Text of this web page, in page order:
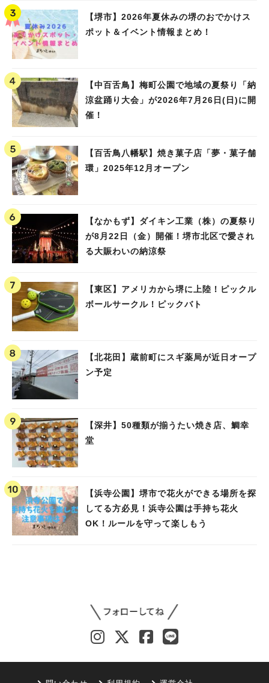
【堺市】2026年夏休みの堺のおでかけス
ポット＆イベント情報まとめ！
【中百舌鳥】梅町公園で地域の夏祭り「納
涼盆踊り大会」が2026年7月26日(日)に開
催！
【百舌鳥八幡駅】焼き菓子店「夢・菓子舗
環」2025年12月オープン
【なかもず】ダイキン工業（株）の夏祭り
が8月22日（金）開催！堺市北区で愛され
る大賑わいの納涼祭
【東区】アメリカから堺に上陸！ピックル
ボールサークル！ピックバト
【北花田】蔵前町にスギ薬局が近日オープ
ン予定
【深井】50種類が揃うたい焼き店、鯛幸
堂
【浜寺公園】堺市で花火ができる場所を探
してる方必見！浜寺公園は手持ち花火
OK！ルールを守って楽しもう